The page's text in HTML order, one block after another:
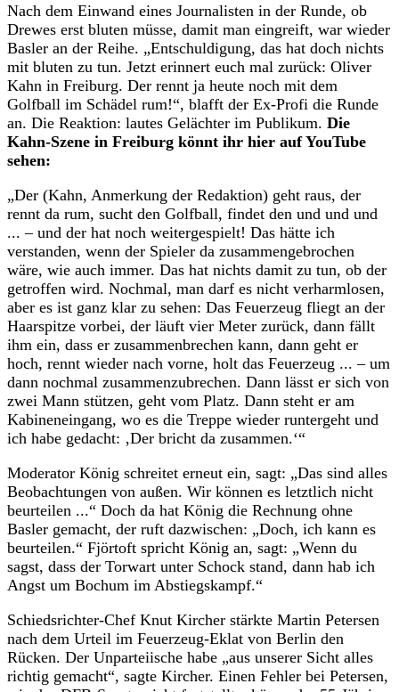
Nach dem Einwand eines Journalisten in der Runde, ob
Drewes erst bluten müsse, damit man eingreift, war wieder
Basler an der Reihe. „Entschuldigung, das hat doch nichts
mit bluten zu tun. Jetzt erinnert euch mal zurück: Oliver
Kahn in Freiburg. Der rennt ja heute noch mit dem
Golfball im Schädel rum!“, blafft der Ex-Profi die Runde
an. Die Reaktion: lautes Gelächter im Publikum. Die
Kahn-Szene in Freiburg könnt ihr hier auf YouTube
sehen:
„Der (Kahn, Anmerkung der Redaktion) geht raus, der
rennt da rum, sucht den Golfball, findet den und und und
... – und der hat noch weitergespielt! Das hätte ich
verstanden, wenn der Spieler da zusammengebrochen
wäre, wie auch immer. Das hat nichts damit zu tun, ob der
getroffen wird. Nochmal, man darf es nicht verharmlosen,
aber es ist ganz klar zu sehen: Das Feuerzeug fliegt an der
Haarspitze vorbei, der läuft vier Meter zurück, dann fällt
ihm ein, dass er zusammenbrechen kann, dann geht er
hoch, rennt wieder nach vorne, holt das Feuerzeug ... – um
dann nochmal zusammenzubrechen. Dann lässt er sich von
zwei Mann stützen, geht vom Platz. Dann steht er am
Kabineneingang, wo es die Treppe wieder runtergeht und
ich habe gedacht: ‚Der bricht da zusammen.‘“
Moderator König schreitet erneut ein, sagt: „Das sind alles
Beobachtungen von außen. Wir können es letztlich nicht
beurteilen ...“ Doch da hat König die Rechnung ohne
Basler gemacht, der ruft dazwischen: „Doch, ich kann es
beurteilen.“ Fjörtoft spricht König an, sagt: „Wenn du
sagst, dass der Torwart unter Schock stand, dann hab ich
Angst um Bochum im Abstiegskampf.“
Schiedsrichter-Chef Knut Kircher stärkte Martin Petersen
nach dem Urteil im Feuerzeug-Eklat von Berlin den
Rücken. Der Unparteiische habe „aus unserer Sicht alles
richtig gemacht“, sagte Kircher. Einen Fehler bei Petersen,